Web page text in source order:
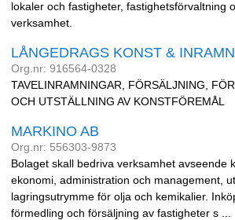
lokaler och fastigheter, fastighetsförvaltning
verksamhet.
LÅNGEDRAGS KONST &
Org.nr: 916564-0328
TAVELINRAMNINGAR, FÖRSÄLJNING,
OCH UTSTÄLLNING AV KONSTFÖREMÅL
MARKINO AB
Org.nr: 556303-9873
Bolaget skall bedriva verksamhet avseende
ekonomi, administration och management,
lagringsutrymme för olja och kemikalier.
förmedling och försäljning av fastigheter s ...